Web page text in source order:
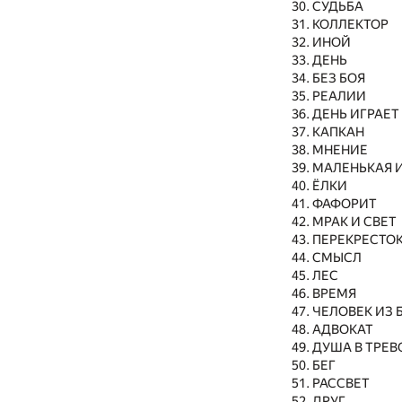
СУДЬБА
КОЛЛЕКТОР
ИНОЙ
ДЕНЬ
БЕЗ БОЯ
РЕАЛИИ
ДЕНЬ ИГРАЕТ
КАПКАН
МНЕНИЕ
МАЛЕНЬКАЯ
ЁЛКИ
ФАФОРИТ
МРАК И СВЕТ
СМЫСЛ
ЛЕС
ВРЕМЯ
ЧЕЛОВЕК ИЗ
АДВОКАТ
ДУША В
БЕГ
РАССВЕТ